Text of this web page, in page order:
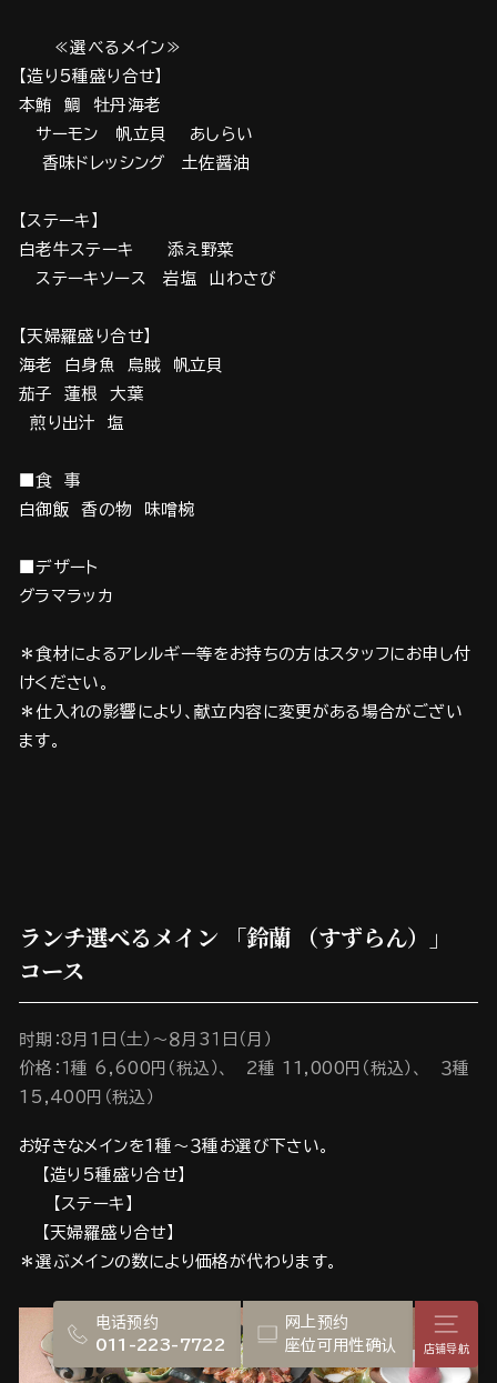
≪選べるメイン≫
【造り5種盛り合せ】
本鮪 鯛 牡丹海老
サーモン 帆立貝 あしらい
香味ドレッシング 土佐醤油
【ステーキ】
白老牛ステーキ 添え野菜
ステーキソース 岩塩 山わさび
【天婦羅盛り合せ】
海老 白身魚 烏賊 帆立貝
茄子 蓮根 大葉
煎り出汁 塩
■食 事
白御飯 香の物 味噌椀
■デザート
グラマラッカ
＊食材によるアレルギー等をお持ちの方はスタッフにお申し付
けください。
＊仕入れの影響により、献立内容に変更がある場合がござい
ます。
ランチ選べるメイン 「鈴蘭 （すずらん）」
コース
时期：8月1日（土）～８月3１日（月）
价格：１種 6,600円（税込）、 2種 11,000円（税込）、 ３種
15,400円（税込）
お好きなメインを1種～３種お選び下さい。
【造り5種盛り合せ】
【ステーキ】
【天婦羅盛り合せ】
＊選ぶメインの数により価格が代わります。
电话预约
011-223-7722
网上预约
座位可用性确认
店铺导航